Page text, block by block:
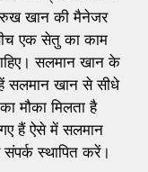
खान की मैनेजर
एक सेतु का काम
सलमान खान के
सलमान खान से सीधे
मौका मिलता है
हैं ऐसे में सलमान
स्थापित करें।